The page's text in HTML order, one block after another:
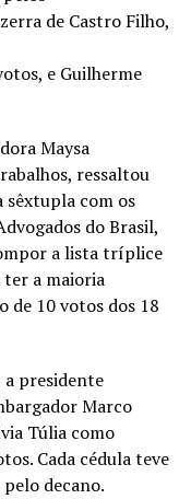
de Castro Filho,
e Guilherme
Maysa
ressaltou
sêxtupla com os
do Brasil,
a lista tríplice
ter a maioria
de 10 votos dos 18
a presidente
Marco
Túlia como
Cada cédula teve
decano.